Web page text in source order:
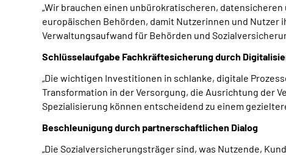
„Wir brauchen einen unbürokratischeren,
europäischen Behörden, damit Nutzerinnen und Nutzer
Verwaltungsaufwand für Behörden und
Schlüsselaufgabe Fachkräftesicherung durch
„Die wichtigen Investitionen in schlanke, digitale
Transformation in der Versorgung, die Ausrichtung der
Spezialisierung können entscheidend zu einem
Beschleunigung durch partnerschaftlichen Dialog
„Die Sozialversicherungsträger sind, was Nutzende,